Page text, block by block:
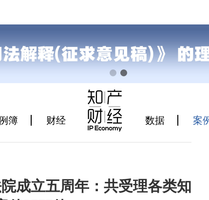
簿 财经 数据 案
成立五周年：共受理各类知